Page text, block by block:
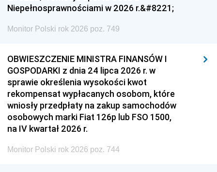
Niepełnosprawnościami w 2026 r.&#8221;
Monitor Polski rok 2026 poz. 749
OBWIESZCZENIE MINISTRA FINANSÓW I
GOSPODARKI z dnia 24 lipca 2026 r. w
sprawie określenia wysokości kwot
rekompensat wypłacanych osobom, które
wniosły przedpłaty na zakup samochodów
osobowych marki Fiat 126p lub FSO 1500,
na IV kwartał 2026 r.
Monitor Polski rok 2026 poz. 744